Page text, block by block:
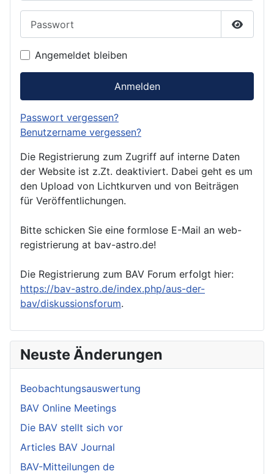
Angemeldet bleiben
Anmelden
Passwort vergessen?
Benutzername vergessen?
Die Registrierung zum Zugriff auf interne Daten
der Website ist z.Zt. deaktiviert. Dabei geht es um
den Upload von Lichtkurven und von Beiträgen
für Veröffentlichungen.
Bitte schicken Sie eine formlose E-Mail an web-
registrierung at bav-astro.de!
Die Registrierung zum BAV Forum erfolgt hier:
https://bav-astro.de/index.php/aus-der-
bav/diskussionsforum.
Neuste Änderungen
Beobachtungsauswertung
BAV Online Meetings
Die BAV stellt sich vor
Articles BAV Journal
BAV-Mitteilungen de